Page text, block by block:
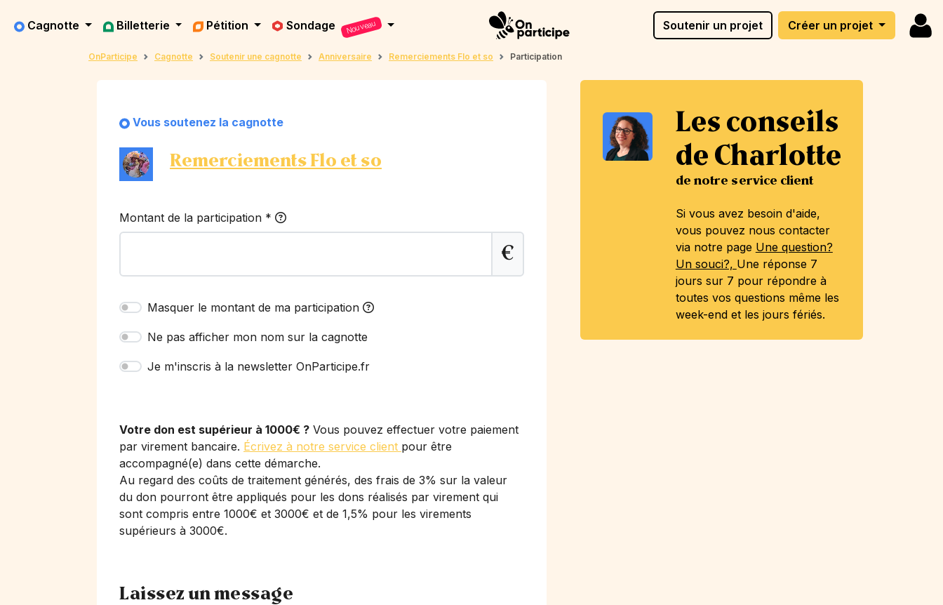
Cagnotte Billetterie Pétition Sondage Nouveau Soutenir un projet Créer un projet
OnParticipe Cagnotte Soutenir une cagnotte Anniversaire Remerciements Flo et so Participation
Les conseils
de Charlotte
de notre service client
Si vous avez besoin d'aide,
vous pouvez nous contacter
via notre page Une question?
Un souci?, Une réponse 7
jours sur 7 pour répondre à
toutes vos questions même les
week-end et les jours fériés.
Vous soutenez la cagnotte
Remerciements Flo et so
Montant de la participation *
€
Masquer le montant de ma participation
Ne pas afficher mon nom sur la cagnotte
Je m'inscris à la newsletter OnParticipe.fr
Votre don est supérieur à 1000€ ? Vous pouvez effectuer votre paiement
par virement bancaire. Écrivez à notre service client pour être
accompagné(e) dans cette démarche.
Au regard des coûts de traitement générés, des frais de 3% sur la valeur
du don pourront être appliqués pour les dons réalisés par virement qui
sont compris entre 1000€ et 3000€ et de 1,5% pour les virements
supérieurs à 3000€.
Laissez un message